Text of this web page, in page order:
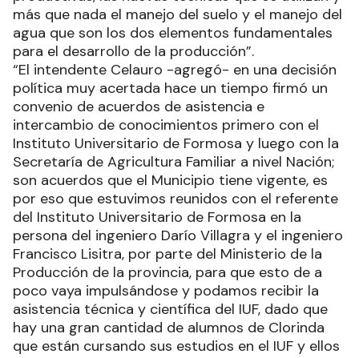
más que nada el manejo del suelo y el manejo del
agua que son los dos elementos fundamentales
para el desarrollo de la producción”.
“El intendente Celauro -agregó- en una decisión
política muy acertada hace un tiempo firmó un
convenio de acuerdos de asistencia e
intercambio de conocimientos primero con el
Instituto Universitario de Formosa y luego con la
Secretaría de Agricultura Familiar a nivel Nación;
son acuerdos que el Municipio tiene vigente, es
por eso que estuvimos reunidos con el referente
del Instituto Universitario de Formosa en la
persona del ingeniero Darío Villagra y el ingeniero
Francisco Lisitra, por parte del Ministerio de la
Producción de la provincia, para que esto de a
poco vaya impulsándose y podamos recibir la
asistencia técnica y científica del IUF, dado que
hay una gran cantidad de alumnos de Clorinda
que están cursando sus estudios en el IUF y ellos